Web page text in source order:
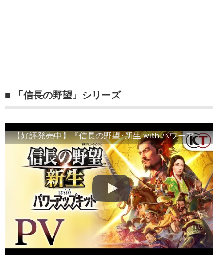
■ 「信長の野望」シリーズ
【好評発売中】『信長の野望･新生 with パワーアップキット』PV